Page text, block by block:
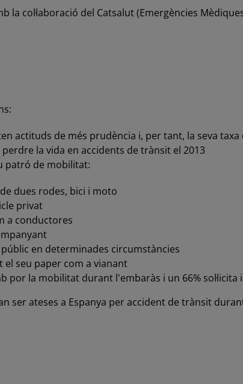
la col·laboració del Catsalut (Emergències
actituds de més prudència i, per tant, la seva
la vida en accidents de trànsit el 2013
patró de mobilitat:
dues rodes, bici i moto
privat
a conductores
en determinades circumstàncies
seu paper com a vianant
por la mobilitat durant l'embaràs i un 66%
ser ateses a Espanya per accident de trànsit